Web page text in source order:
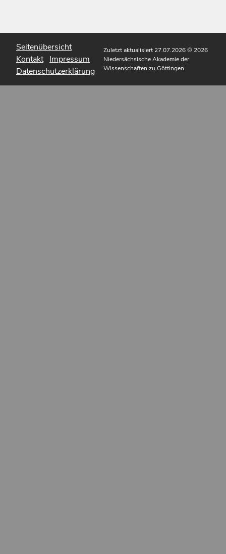
Seitenübersicht
Kontakt Impressum
Datenschutzerklärung
Zuletzt aktualisiert 27.07.2026© 2026
Niedersächsische Akademie der
Wissenschaften zu Göttingen